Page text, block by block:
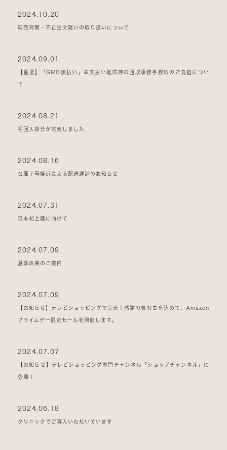
2024.10.20
転売対策・不正注文疑いの取り扱いについて
2024.09.01
【重要】「GMO後払い」お支払い延滞時の回収事務手数料のご負担につい
て
2024.08.21
初回入荷分が完売しました
2024.08.16
台風７号接近による配送遅延のお知らせ
2024.07.31
日本初上陸に向けて
2024.07.09
夏季休業のご案内
2024.07.09
【お知らせ】テレビショッピングで完売！感謝の気持ちを込めて、Amazon
プライムデー限定セールを開催します。
2024.07.07
【お知らせ】テレビショッピング専門チャンネル「ショップチャンネル」に
登場！
2024.06.18
クリニックでご導入いただいています